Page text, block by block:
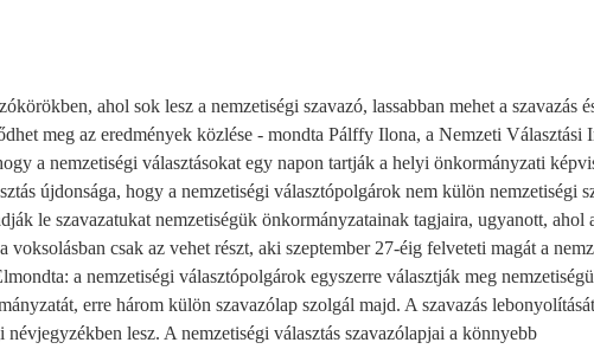
ahol sok lesz a nemzetiségi szavazó, lassabban mehet a szavazás
meg az eredmények közlése - mondta Pálffy Ilona, a Nemzeti Választási
a nemzetiségi választásokat egy napon tartják a helyi önkormányzati
újdonsága, hogy a nemzetiségi választópolgárok nem külön nemzetiségi
le szavazatukat nemzetiségük önkormányzatainak tagjaira, ugyanott, ahol
csak az vehet részt, aki szeptember 27-éig felveteti magát a
a nemzetiségi választópolgárok egyszerre választják meg
erre három külön szavazólap szolgál majd. A szavazás
lesz. A nemzetiségi választás szavazólapjai a könnyebb